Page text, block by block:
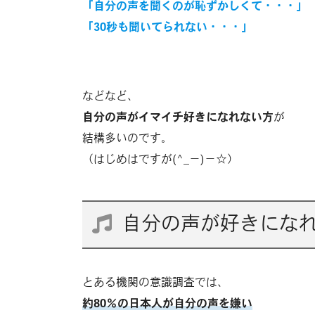
「自分の声を聞くのが恥ずかしくて・・・」
「30秒も聞いてられない・・・」
などなど、
自分の声がイマイチ好きになれない方が
結構多いのです。
（はじめはですが(^_−)−☆）
自分の声が好きにな
とある機関の意識調査では、
約80％の日本人が自分の声を嫌い